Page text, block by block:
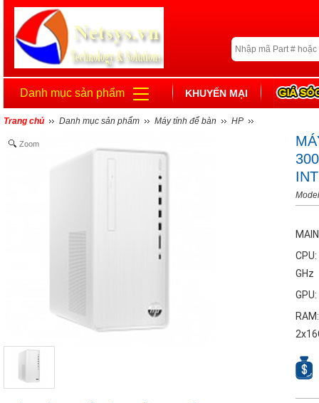
Danh mục sản phẩm KHUYẾN MẠI
Trang chủ Danh mục sản phẩm Máy tính để bàn HP
Zoom
GHz